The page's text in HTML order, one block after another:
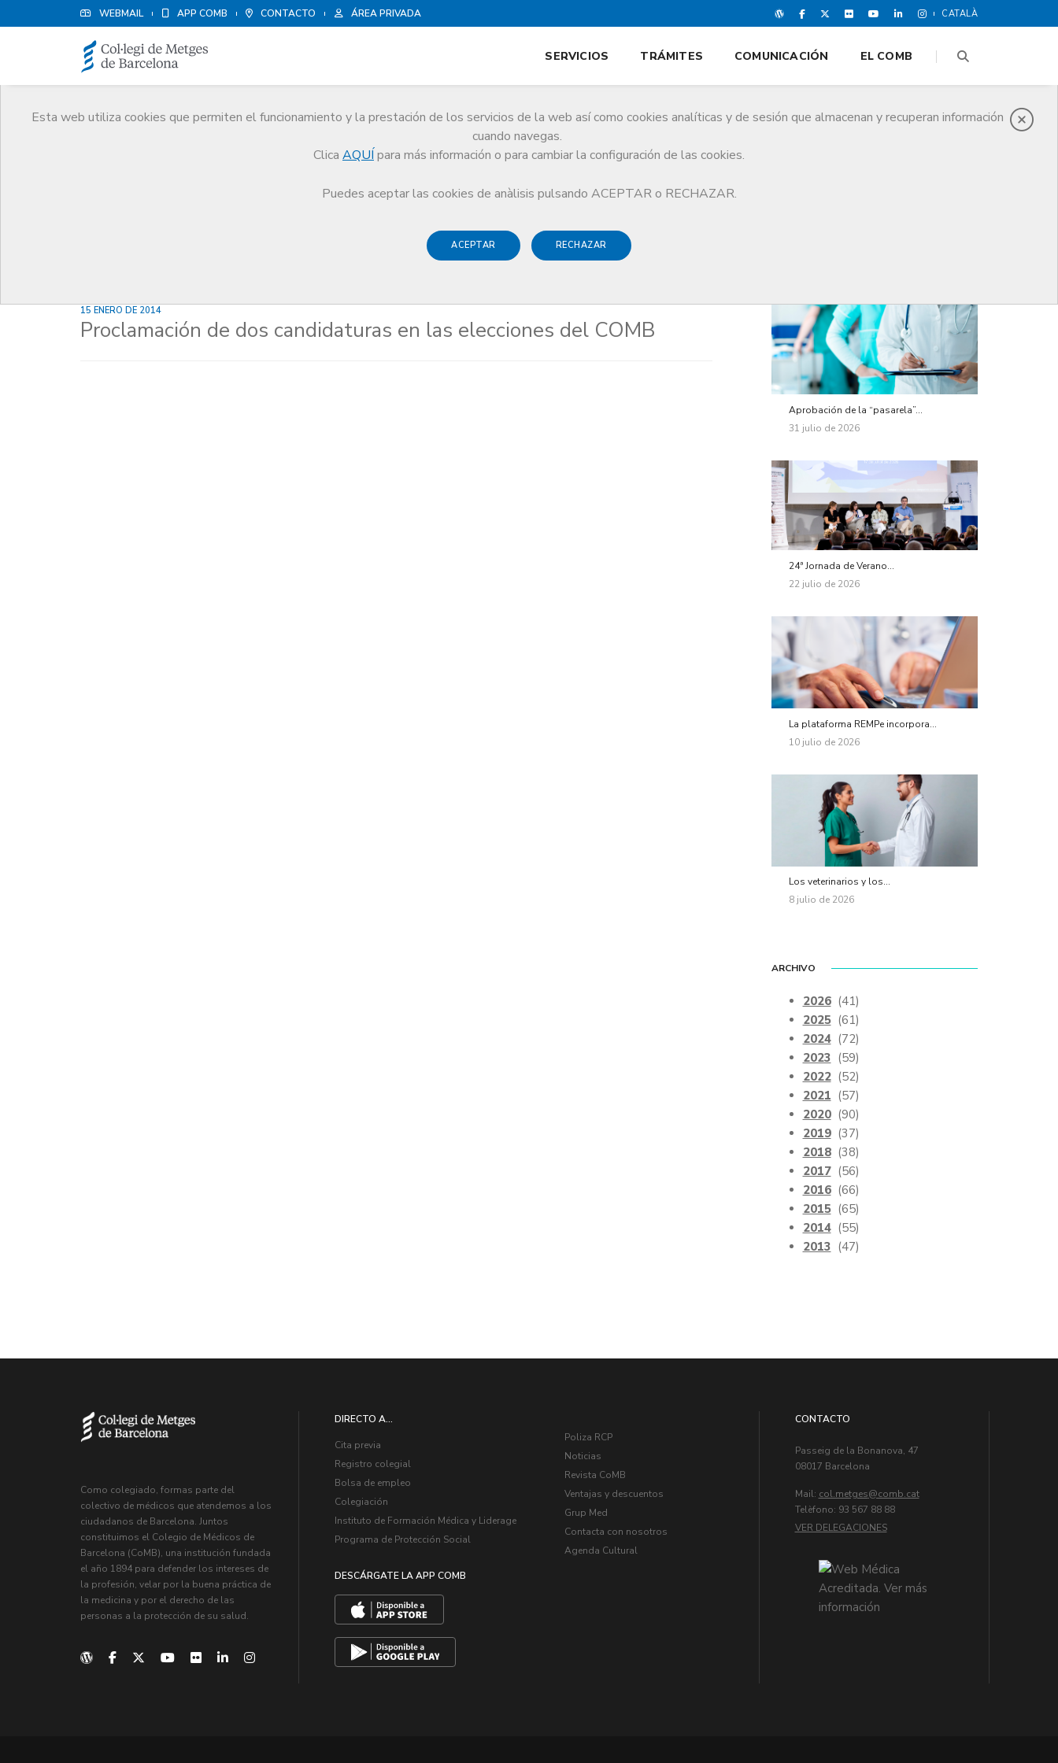
WEBMAIL APP COMB CONTACTO ÁREA PRIVADA CATALÀ
Esta web utiliza cookies que permiten el funcionamiento y la prestación de los servicios de la web así como cookies analíticas y de sesión que almacenan y recuperan información
cuando navegas.
Clica AQUÍ para más información o para cambiar la configuración de las cookies.
Puedes aceptar las cookies de anàlisis pulsando ACEPTAR o RECHAZAR.
ACEPTAR RECHAZAR
SERVICIOS TRÁMITES COMUNICACIÓN EL COMB
Proclamación de dos candidaturas en las elecciones del COMB
15 ENERO DE 2014
Proclamación de dos candidaturas en las elecciones del COMB
Aprobación de la “pasarela”...
31 julio de 2026
24ª Jornada de Verano...
22 julio de 2026
La plataforma REMPe incorpora...
10 julio de 2026
Los veterinarios y los...
8 julio de 2026
ARCHIVO
2026 (41)
2025 (61)
2024 (72)
2023 (59)
2022 (52)
2021 (57)
2020 (90)
2019 (37)
2018 (38)
2017 (56)
2016 (66)
2015 (65)
2014 (55)
2013 (47)
Como colegiado, formas parte del
colectivo de médicos que atendemos a los
ciudadanos de Barcelona. Juntos
constituimos el Colegio de Médicos de
Barcelona (CoMB), una institución fundada
el año 1894 para defender los intereses de
la profesión, velar por la buena práctica de
la medicina y por el derecho de las
personas a la protección de su salud.
DIRECTO A...
Cita previa
Registro colegial
Bolsa de empleo
Colegiación
Instituto de Formación Médica y Liderage
Programa de Protección Social
DESCÁRGATE LA APP COMB
Poliza RCP
Noticias
Revista CoMB
Ventajas y descuentos
Grup Med
Contacta con nosotros
Agenda Cultural
CONTACTO
Passeig de la Bonanova, 47
08017 Barcelona
Mail: col.metges
Telèfono: 93 567 88 88
VER DELEGACIONES